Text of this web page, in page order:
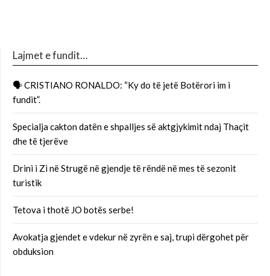
Lajmet e fundit…
🗣 CRISTIANO RONALDO: “Ky do të jetë Botërori im i
fundit”.
Specialja cakton datën e shpalljes së aktgjykimit ndaj Thaçit
dhe të tjerëve
Drini i Zi në Strugë në gjendje të rëndë në mes të sezonit
turistik
Tetova i thotë JO botës serbe!
Avokatja gjendet e vdekur në zyrën e saj, trupi dërgohet për
obduksion